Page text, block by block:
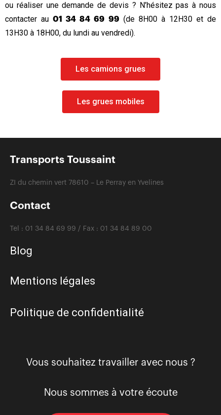
ou réaliser une demande de devis ? N’hésitez pas à nous
contacter au01 34 84 69 99(de 8H00 à 12H30 et de
13H30 à 18H00, du lundi au vendredi).
Les camions grues
Les grues mobiles
Transports Toussaint
ZI du chemin vert 78610 – Le Perray en Yvelines
Contact
Tel : 01 34 84 69 99 / Fax : 01 34 84 89 00
Blog
Mentions légales
Politique de confidentialité
Vous souhaitez travailler avec nous ?
Nous sommes à votre écoute